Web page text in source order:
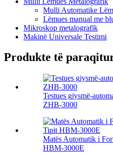
Mulli Automatike
Lëmues manual me
Mikroskop metalografik
Makinë Universale Testimi
Produkte të
Testues gjysmë-
ZHB-3000
Matës Automatik i
HBM-3000E